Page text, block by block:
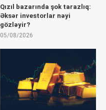
Qızıl bazarında şok tarazlıq:
Əksər investorlar nəyi
gözləyir?
05/08/2026